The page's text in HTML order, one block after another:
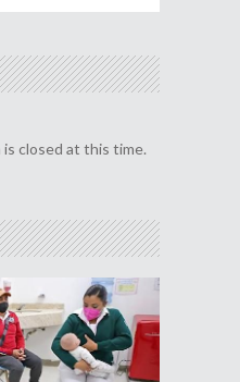
closed at this time.